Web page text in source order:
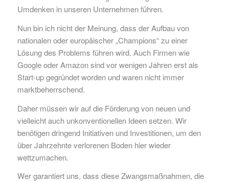
Umdenken in unseren Unternehmen führen.
Nun bin ich nicht der Meinung, dass der Aufbau von
nationalen oder europäischer „Champions“ zu einer
Lösung des Problems führen wird. Auch Firmen wie
Google oder Amazon sind vor wenigen Jahren erst als
Start-up gegründet worden und waren nicht immer
marktbeherrschend.
Daher müssen wir auf die Förderung von neuen und
vielleicht auch unkonventionellen Ideen setzen. Wir
benötigen dringend Initiativen und Investitionen, um den
über Jahrzehnte verlorenen Boden hier wieder
wettzumachen.
Wer garantiert uns, dass diese Zwangsmaßnahmen, die